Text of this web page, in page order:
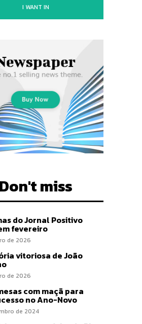
I WANT IN
Don't miss
do Jornal Positivo
fevereiro
de 2026
vitoriosa de João
de 2026
com maçã para
no Ano-Novo
de 2024